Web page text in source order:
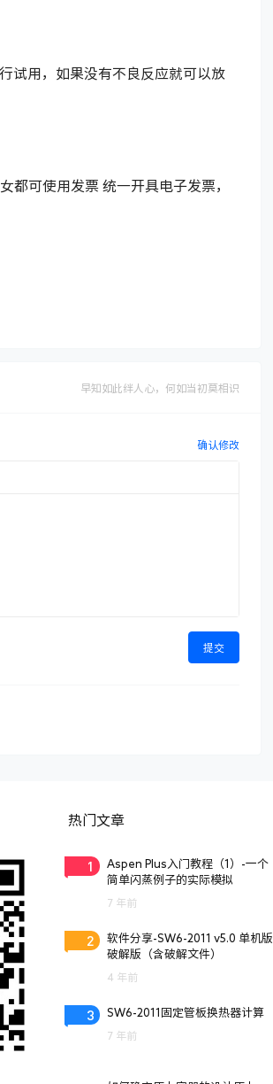
试用，如果没有不良反应就可以放
可使用发票 统一开具电子发票，
早知如此绊人心，何如当初莫相识
确认修改
提交
热门文章
1
Aspen Plus入门教程（1）-一个
简单闪蒸例子的实际模拟
7 年前
2
软件分享-SW6-2011 v5.0 单机版
破解版（含破解文件）
4 年前
3 SW6-2011固定管板换热器计算
7 年前